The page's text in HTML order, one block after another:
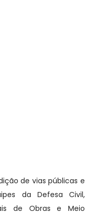
de vias públicas e
da Defesa Civil,
de Obras e Meio